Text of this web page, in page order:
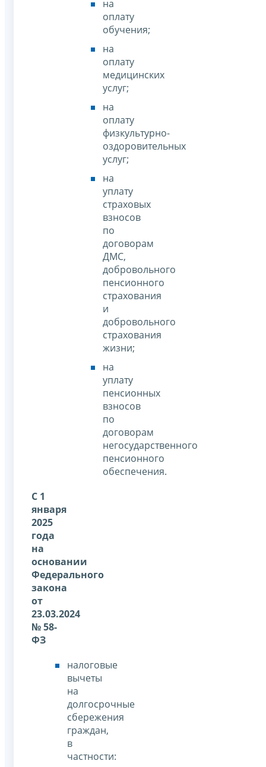
на
оплату
обучения;
на
оплату
медицинских
услуг;
на
оплату
физкультурно-
оздоровительных
услуг;
на
уплату
страховых
взносов
по
договорам
ДМС,
добровольного
пенсионного
страхования
и
добровольного
страхования
жизни;
на
уплату
пенсионных
взносов
по
договорам
негосударственного
пенсионного
обеспечения.
С 1
января
2025
года
на
основании
Федерального
закона
от
23.03.2024
№ 58-
ФЗ
налоговые
вычеты
на
долгосрочные
сбережения
граждан,
в
частности: